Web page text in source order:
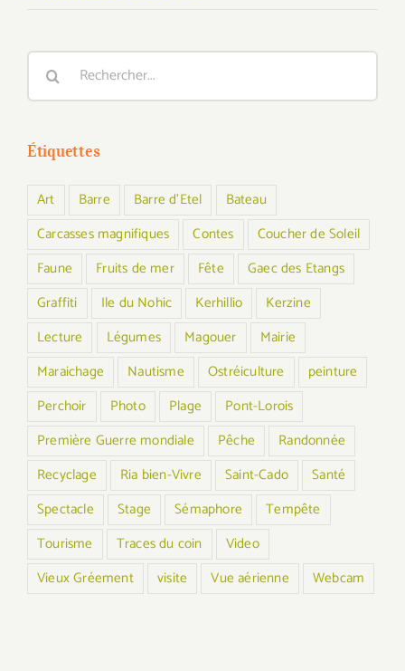
Rechercher:
Étiquettes
Art Barre Barre d'Etel
Bateau
Carcasses magnifiques
Contes
Coucher de Soleil
Faune
Fruits de mer Fête
Gaec des Etangs
Graffiti
Ile du Nohic Kerhillio
Kerzine
Lecture
Légumes Magouer
Mairie
Maraichage
Nautisme Ostréiculture
peinture
Perchoir
Photo Plage
Pont-Lorois
Première Guerre mondiale
Pêche
Randonnée
Recyclage
Ria bien-Vivre Saint-Cado
Santé
Spectacle
Stage Sémaphore
Tempête
Tourisme
Traces du coin
Video
Vieux Gréement
visite Vue aérienne Webcam